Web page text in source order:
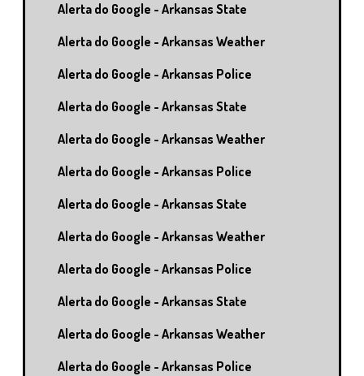
Alerta do Google - Arkansas State
Alerta do Google - Arkansas Weather
Alerta do Google - Arkansas Police
Alerta do Google - Arkansas State
Alerta do Google - Arkansas Weather
Alerta do Google - Arkansas Police
Alerta do Google - Arkansas State
Alerta do Google - Arkansas Weather
Alerta do Google - Arkansas Police
Alerta do Google - Arkansas State
Alerta do Google - Arkansas Weather
Alerta do Google - Arkansas Police